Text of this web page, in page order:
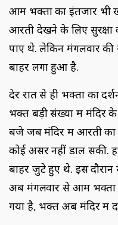
आम भक्तों का इंतजार भी
आरती देखने के लिए
पाए थे. लेकिन मंगलवार
बाहर लगा हुआ है.
देर रात से ही भक्तों का
भक्त बड़ी संख्या में मंदिर के
बजे जब मंदिर में आरती
कोई असर नहीं डाल सकी.
बाहर जुटे हुए थे. इस
अब मंगलवार से आम भक्तों
गया है, भक्त अब मंदिर में